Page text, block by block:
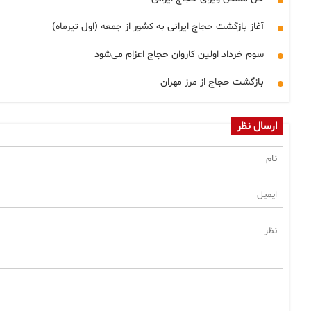
آغاز بازگشت حجاج ایرانی به کشور از جمعه (اول تیرماه)
سوم خرداد اولین کاروان حجاج اعزام می‌شود
بازگشت حجاج از مرز مهران
ارسال نظر